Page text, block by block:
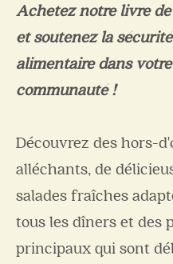
Achetez notre livre
et soutenez la sécurité
alimentaire dans votre
communauté !
Découvrez des hors-
alléchants, de
salades fraîches
tous les dîners et des
principaux qui sont